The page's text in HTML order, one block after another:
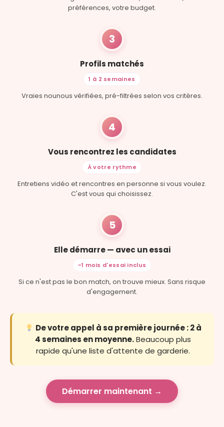
préférences, votre budget.
3
Profils matchés
1 à 2 semaines
Vraies nounous vérifiées, pré-filtrées selon vos critères.
4
Vous rencontrez les candidates
À votre rythme
Entretiens vidéo et rencontres en personne si vous voulez.
C'est vous qui choisissez.
5
Elle démarre — avec un essai
~1 mois d'essai inclus
Si ce n'est pas le bon match, on trouve mieux. Sans risque
d'engagement.
De votre appel à sa première journée : 2 à
4 semaines en moyenne.Beaucoup plus
rapide qu'une liste d'attente de garderie.
Démarrer maintenant →